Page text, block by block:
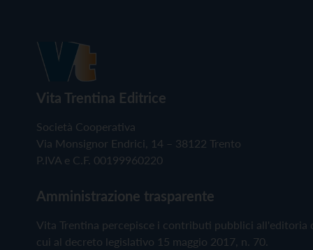
Vita Trentina Editrice
Società Cooperativa
Via Monsignor Endrici, 14 – 38122 Trento
P.IVA e C.F. 00199960220
Amministrazione trasparente
Vita Trentina percepisce i contributi pubblici all'editoria
cui al decreto legislativo 15 maggio 2017, n. 70.